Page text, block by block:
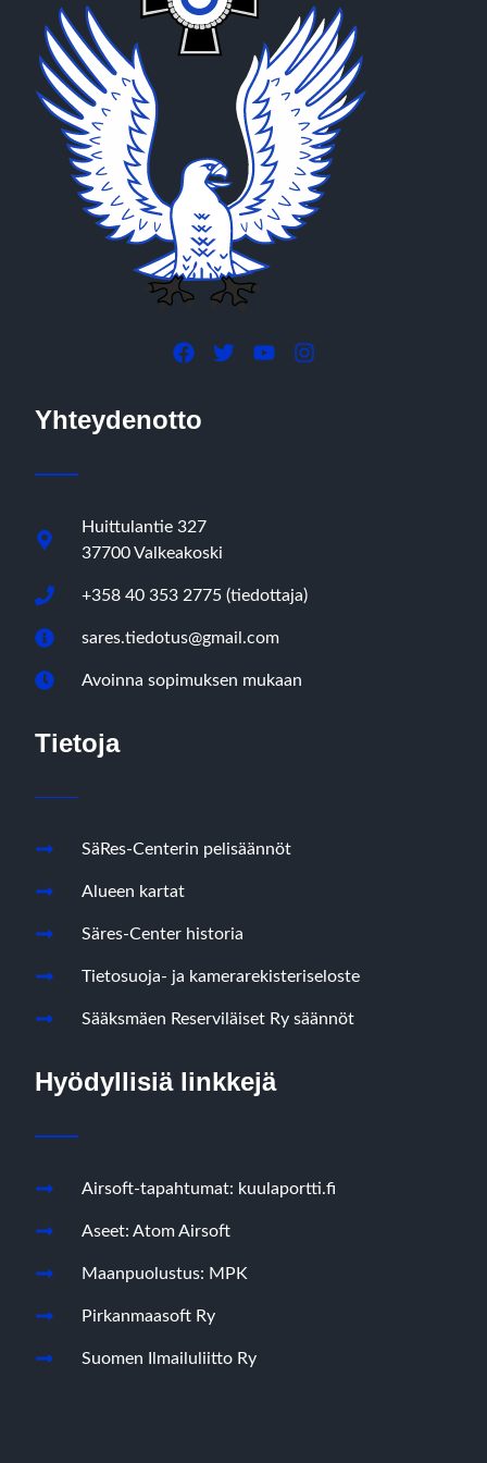
Yhteydenotto
Huittulantie 327
37700 Valkeakoski
+358 40 353 2775 (tiedottaja)
sares.tiedotus@gmail.com
Avoinna sopimuksen mukaan
Tietoja
SäRes-Centerin pelisäännöt
Alueen kartat
Säres-Center historia
Tietosuoja- ja kamerarekisteriseloste
Sääksmäen Reserviläiset Ry säännöt
Hyödyllisiä linkkejä
Airsoft-tapahtumat: kuulaportti.fi
Aseet: Atom Airsoft
Maanpuolustus: MPK
Pirkanmaasoft Ry
Suomen Ilmailuliitto Ry